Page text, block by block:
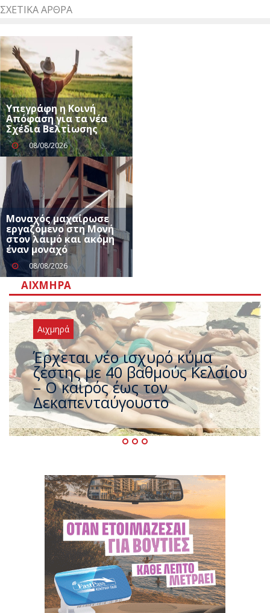
ΣΧΕΤΙΚΆ ΆΡΘΡΑ
Υπεγράφη η Κοινή
Απόφαση για τα νέα
Σχέδια Βελτίωσης
08/08/2026
Μοναχός μαχαίρωσε
εργαζόμενο στη Μονή
στον λαιμό και ακόμη
έναν μοναχό
08/08/2026
ΑΙΧΜΗΡΆ
Αιχμηρά
Άφαντος ο Τσίπρας… την ώρα
που η χώρα καίγεται